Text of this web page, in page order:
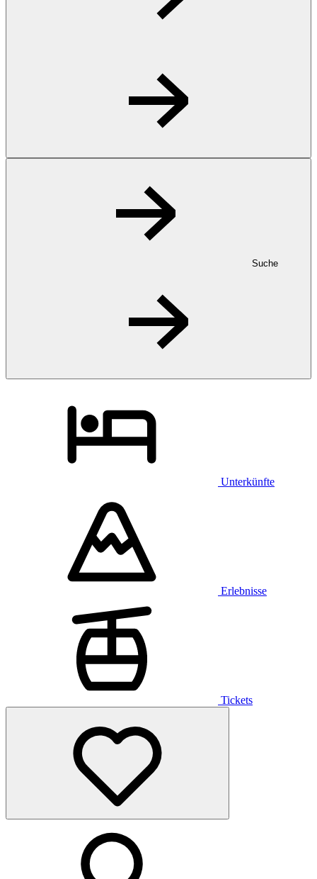
Suche
Unterkünfte
Erlebnisse
Tickets